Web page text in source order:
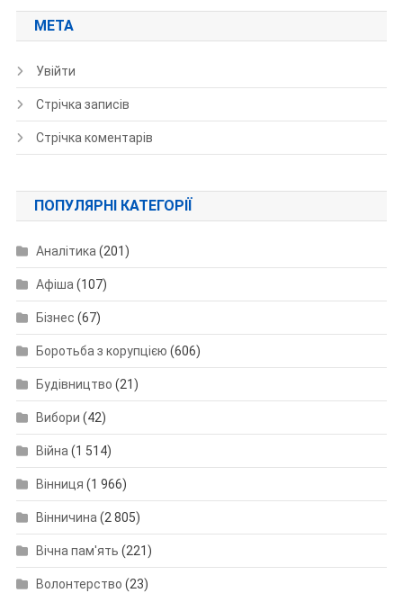
МЕТА
Увійти
Стрічка записів
Стрічка коментарів
ПОПУЛЯРНІ КАТЕГОРІЇ
Аналітика(201)
Афіша(107)
Бізнес (67)
Боротьба з корупцією (606)
Будівництво (21)
Вибори (42)
Війна(1 514)
Вінниця (1 966)
Вінничина(2 805)
Вічна пам'ять (221)
Волонтерство (23)